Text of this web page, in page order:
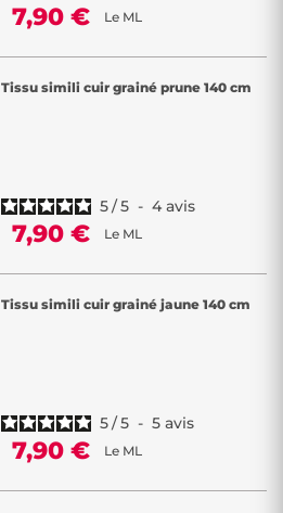
7,90 € Le ML
Tissu simili cuir grainé prune 140 cm
5/5 - 4 avis
7,90 € Le ML
Tissu simili cuir grainé jaune 140 cm
5/5 - 5 avis
7,90 € Le ML